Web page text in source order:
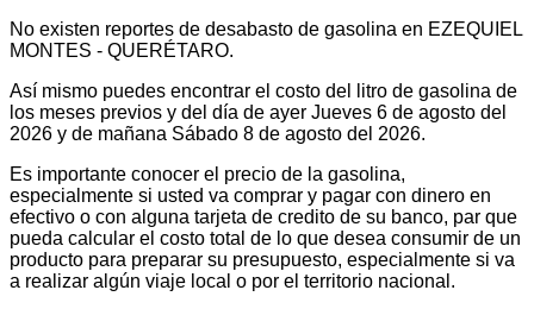
No existen reportes de desabasto de gasolina en EZEQUIEL
MONTES - QUERÉTARO.
Así mismo puedes encontrar el costo del litro de gasolina de
los meses previos y del día de ayer Jueves 6 de agosto del
2026 y de mañana Sábado 8 de agosto del 2026.
Es importante conocer el precio de la gasolina,
especialmente si usted va comprar y pagar con dinero en
efectivo o con alguna tarjeta de credito de su banco, par que
pueda calcular el costo total de lo que desea consumir de un
producto para preparar su presupuesto, especialmente si va
a realizar algún viaje local o por el territorio nacional.